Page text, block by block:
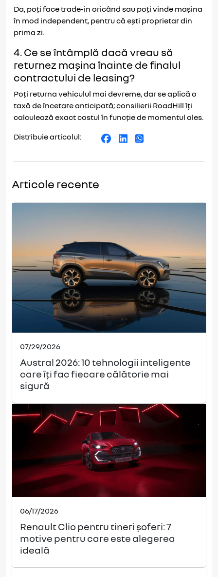
Da, poți face trade-in oricând sau poți vinde mașina
în mod independent, pentru că ești proprietar din
prima zi.
4. Ce se întâmplă dacă vreau să
returnez mașina înainte de finalul
contractului de leasing?
Poți returna vehiculul mai devreme, dar se aplică o
taxă de încetare anticipată; consilierii RoadHill îți
calculează exact costul în funcție de momentul ales.
Distribuie articolul:
Articole recente
07/29/2026
Austral 2026: 10 tehnologii inteligente
care îți fac fiecare călătorie mai
sigură
06/17/2026
Renault Clio pentru tineri șoferi: 7
motive pentru care este alegerea
ideală